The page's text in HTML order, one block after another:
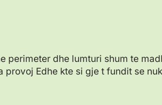
perimeter dhe lumturi shum te
Edhe kte si gje t fundit se